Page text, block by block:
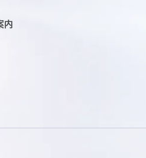
内